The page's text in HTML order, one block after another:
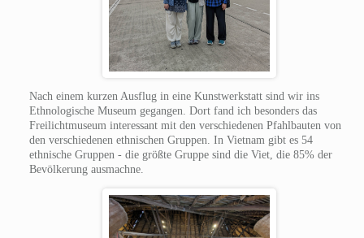
Nach einem kurzen Ausflug in eine Kunstwerkstatt sind wir ins
Ethnologische Museum gegangen. Dort fand ich besonders das
Freilichtmuseum interessant mit den verschiedenen Pfahlbauten von
den verschiedenen ethnischen Gruppen. In Vietnam gibt es 54
ethnische Gruppen - die größte Gruppe sind die Viet, die 85% der
Bevölkerung ausmachne.